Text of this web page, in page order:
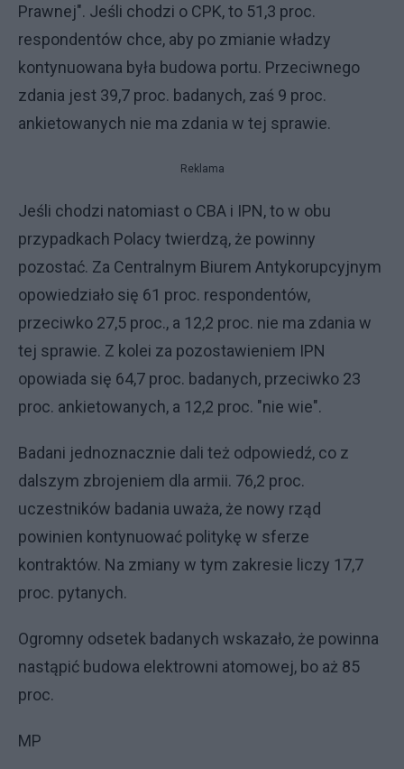
Prawnej". Jeśli chodzi o CPK, to 51,3 proc.
respondentów chce, aby po zmianie władzy
kontynuowana była budowa portu. Przeciwnego
zdania jest 39,7 proc. badanych, zaś 9 proc.
ankietowanych nie ma zdania w tej sprawie.
Reklama
Jeśli chodzi natomiast o CBA i IPN, to w obu
przypadkach Polacy twierdzą, że powinny
pozostać. Za Centralnym Biurem Antykorupcyjnym
opowiedziało się 61 proc. respondentów,
przeciwko 27,5 proc., a 12,2 proc. nie ma zdania w
tej sprawie. Z kolei za pozostawieniem IPN
opowiada się 64,7 proc. badanych, przeciwko 23
proc. ankietowanych, a 12,2 proc. "nie wie".
Badani jednoznacznie dali też odpowiedź, co z
dalszym zbrojeniem dla armii. 76,2 proc.
uczestników badania uważa, że nowy rząd
powinien kontynuować politykę w sferze
kontraktów. Na zmiany w tym zakresie liczy 17,7
proc. pytanych.
Ogromny odsetek badanych wskazało, że powinna
nastąpić budowa elektrowni atomowej, bo aż 85
proc.
MP